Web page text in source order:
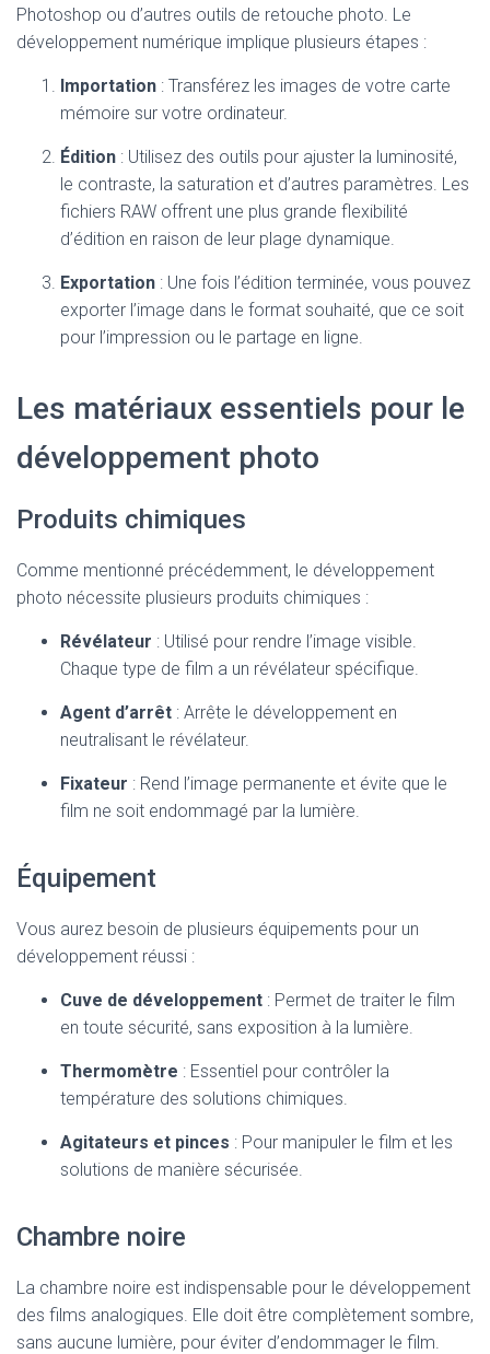
Photoshop ou d’autres outils de retouche photo. Le
développement numérique implique plusieurs étapes :
Importation : Transférez les images de votre carte
mémoire sur votre ordinateur.
Édition : Utilisez des outils pour ajuster la luminosité,
le contraste, la saturation et d’autres paramètres. Les
fichiers RAW offrent une plus grande flexibilité
d’édition en raison de leur plage dynamique.
Exportation : Une fois l’édition terminée, vous pouvez
exporter l’image dans le format souhaité, que ce soit
pour l’impression ou le partage en ligne.
Les matériaux essentiels pour le
développement photo
Produits chimiques
Comme mentionné précédemment, le développement
photo nécessite plusieurs produits chimiques :
Révélateur : Utilisé pour rendre l’image visible.
Chaque type de film a un révélateur spécifique.
Agent d’arrêt : Arrête le développement en
neutralisant le révélateur.
Fixateur : Rend l’image permanente et évite que le
film ne soit endommagé par la lumière.
Équipement
Vous aurez besoin de plusieurs équipements pour un
développement réussi :
Cuve de développement : Permet de traiter le film
en toute sécurité, sans exposition à la lumière.
Thermomètre : Essentiel pour contrôler la
température des solutions chimiques.
Agitateurs et pinces : Pour manipuler le film et les
solutions de manière sécurisée.
Chambre noire
La chambre noire est indispensable pour le développement
des films analogiques. Elle doit être complètement sombre,
sans aucune lumière, pour éviter d’endommager le film.